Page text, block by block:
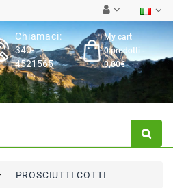
Chiamaci:
340-
4521565
My cart
0 prodotti -
0,00€
PROSCIUTTI COTTI